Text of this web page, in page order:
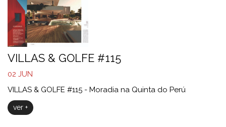
VILLAS & GOLFE #115
02 JUN
VILLAS & GOLFE #115 - Moradia na Quinta do Perú
ver +